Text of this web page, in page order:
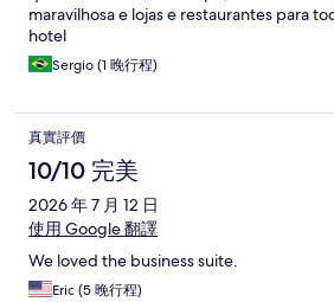
maravilhosa e lojas e restaurantes para
hotel
Sergio (1 晚行程)
真實評價
10/10 完美
2026 年 7 月 12 日
使用 Google 翻譯
We loved the business suite.
Eric (5 晚行程)